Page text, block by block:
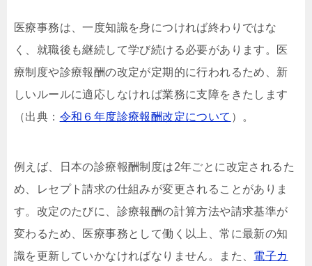
医療事務は、一度知識を身につければ終わりではな
く、就職後も継続して学び続ける必要があります。医
療制度や診療報酬の改定が定期的に行われるため、新
しいルールに適応しなければ業務に支障をきたします
（出典： 令和６年度診療報酬改定について ）。
例えば、日本の診療報酬制度は2年ごとに改定されるた
め、レセプト請求の仕組みが変更されることがありま
す。改定のたびに、診療報酬の計算方法や請求基準が
変わるため、医療事務として働く以上、常に最新の知
識を更新していかなければなりません。また、 電子カ